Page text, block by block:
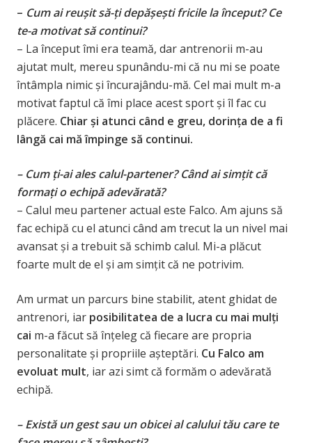
– Cum ai reușit să-ți depășești fricile la început? Ce
te-a motivat să continui?
– La început îmi era teamă, dar antrenorii m-au
ajutat mult, mereu spunându-mi că nu mi se poate
întâmpla nimic și încurajându-mă. Cel mai mult m-a
motivat faptul că îmi place acest sport și îl fac cu
plăcere. Chiar și atunci când e greu, dorința de a fi
lângă cai mă împinge să continui.
– Cum ți-ai ales calul-partener? Când ai simțit că
formați o echipă adevărată?
– Calul meu partener actual este Falco. Am ajuns să
fac echipă cu el atunci când am trecut la un nivel mai
avansat și a trebuit să schimb calul. Mi-a plăcut
foarte mult de el și am simțit că ne potrivim.
Am urmat un parcurs bine stabilit, atent ghidat de
antrenori, iar posibilitatea de a lucra cu mai mulți
cai m-a făcut să înțeleg că fiecare are propria
personalitate și propriile așteptări. Cu Falco am
evoluat mult, iar azi simt că formăm o adevărată
echipă.
– Există un gest sau un obicei al calului tău care te